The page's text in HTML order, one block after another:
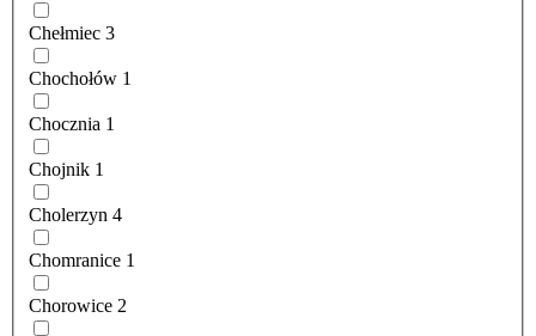
Chełmiec 3
Chochołów 1
Chocznia 1
Chojnik 1
Cholerzyn 4
Chomranice 1
Chorowice 2